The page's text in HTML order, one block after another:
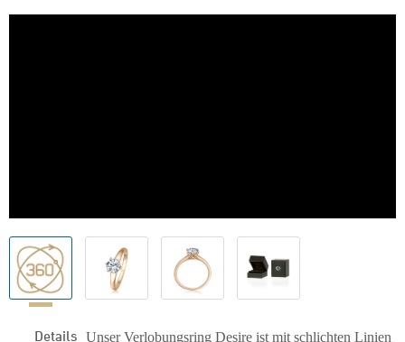
Details Unser Verlobungsring Desire ist mit schlichten Linien